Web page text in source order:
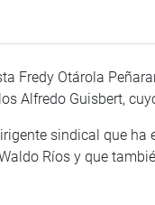
Fredy Otárola
Alfredo Guisbert,
sindical que
Ríos y que